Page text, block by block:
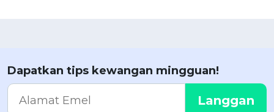
Dapatkan tips kewangan mingguan!